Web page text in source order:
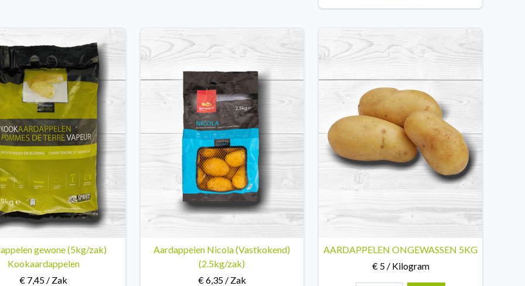
gewone (5kg/zak)
Kookaardappelen
€ 7,45 / Zak
Aardappelen Nicola (Vastkokend)
(2.5kg/zak)
€ 6,35 / Zak
AARDAPPELEN ONGEWASSEN 5KG
€ 5 / Kilogram